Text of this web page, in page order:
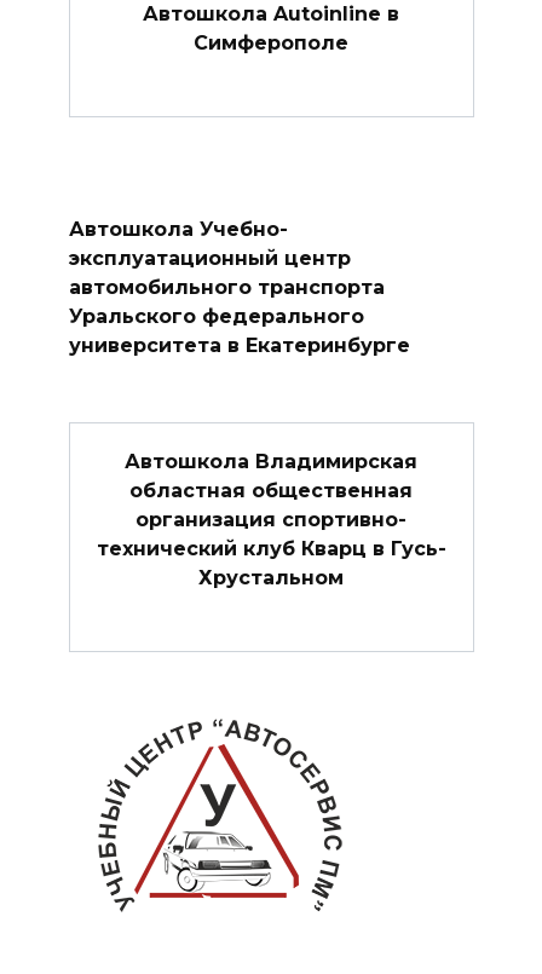
Автошкола Autoinline в
Симферополе
Автошкола Учебно-
эксплуатационный центр
автомобильного транспорта
Уральского федерального
университета в Екатеринбурге
Автошкола Владимирская
областная общественная
организация спортивно-
технический клуб Кварц в Гусь-
Хрустальном